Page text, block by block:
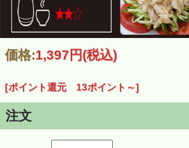
＜受賞歴＞
・全国燗酒コンテスト2020
お値打ちぬる燗部門（45℃）金賞受賞
価格:1,397円(税込)
[ポイント還元 13ポイント～]
注文